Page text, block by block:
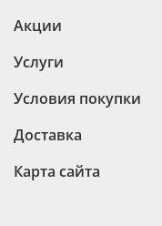
Акции
Услуги
Условия покупки
Доставка
Карта сайта